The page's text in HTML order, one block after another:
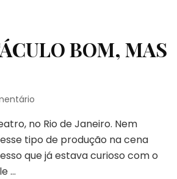
BOM, MAS
MÁGICO
TEM
ESPETÁCULO
BOM,
no Rio de Janeiro. Nem
tipo de produção na cena
que já estava curioso com o
…